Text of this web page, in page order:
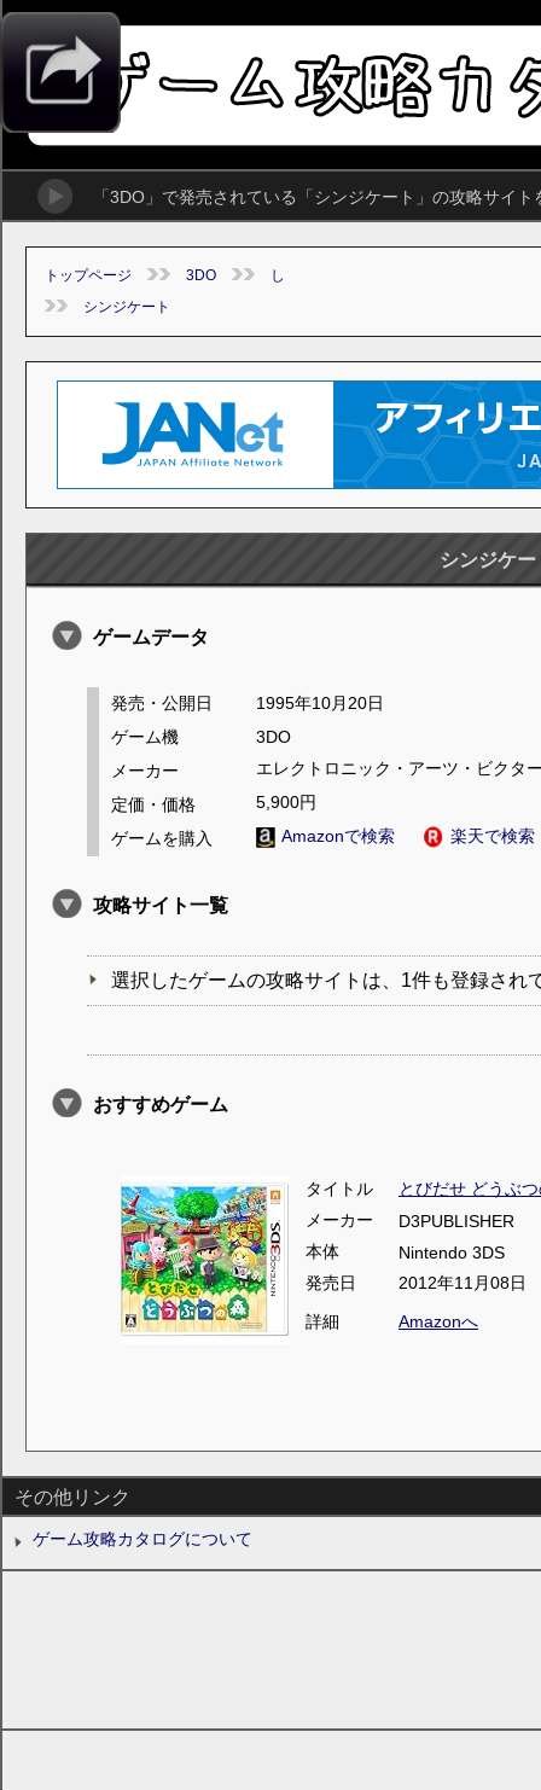
「3DO」で発売されている「シンジケート」の攻略サイ
トップページ 3DO
し
シンジケート
シンジケー
ゲームデータ
発売・公開日
1995年10月20日
ゲーム機
3DO
メーカー
エレクトロニック・アーツ・ビクタ
定価・価格
5,900円
ゲームを購入
Amazonで検索 楽天で検索
攻略サイト一覧
選択したゲームの攻略サイトは、1件も登録され
おすすめゲーム
タイトル
とびだせ どうぶ
メーカー
D3PUBLISHER
本体
Nintendo 3DS
発売日
2012年11月08日
詳細
Amazonへ
その他リンク
ゲーム攻略カタログについて